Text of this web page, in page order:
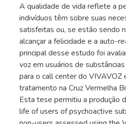
A qualidade de vida reflete a
indivíduos têm sobre suas
satisfeitas ou, se estão sendo
alcançar a felicidade e a auto-
principal desse estudo foi avaliar
voz em usuários de substâncias
para o call center do VIVAVOZ e
tratamento na Cruz Vermelha
Esta tese permitiu a produção
life of users of psychoactive